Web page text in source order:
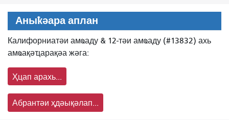
Аныҟәара аплан
Калифорниатәи амҩаду & 12-тәи амҩаду (#13832) ахь
амҩақәҵарақәа жәга:
Ҳцап арахь...
Абрантәи ҳдәықәлап...